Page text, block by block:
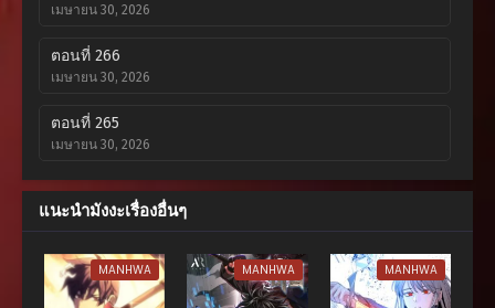
เมษายน 30, 2026
ตอนที่ 266
เมษายน 30, 2026
ตอนที่ 265
เมษายน 30, 2026
ตอนที่ 264
เมษายน 30, 2026
ตอนที่ 263
เมษายน 30, 2026
แนะนำมังงะเรื่องอื่นๆ
MANHWA MANHWA MANHWA